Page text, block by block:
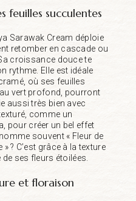
feuilles succulentes
Sarawak Cream déploie
retomber en cascade ou
croissance douce te
rythme. Elle est idéale
où ses feuilles
vert profond, pourront
aussi très bien avec
comme un
pour créer un bel effet
souvent « Fleur de
? C’est grâce à la texture
ses fleurs étoilées.
et floraison